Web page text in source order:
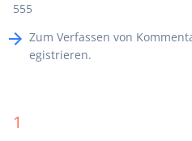
555
Zum Verfassen von
egistrieren.
1